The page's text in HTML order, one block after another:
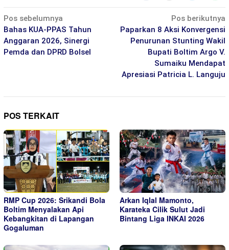
Navigasi
pos
Pos sebelumnya
Bahas KUA-PPAS Tahun
Anggaran 2026, Sinergi
Pemda dan DPRD Bolsel
Pos berikutnya
Paparkan 8 Aksi Konvergensi
Penurunan Stunting Wakil
Bupati Boltim Argo V.
Sumaiku Mendapat
Apresiasi Patricia L. Languju
POS TERKAIT
RMP Cup 2026: Srikandi Bola
Boltim Menyalakan Api
Kebangkitan di Lapangan
Gogaluman
Arkan Iqlal Mamonto,
Karateka Cilik Sulut Jadi
Bintang Liga INKAI 2026